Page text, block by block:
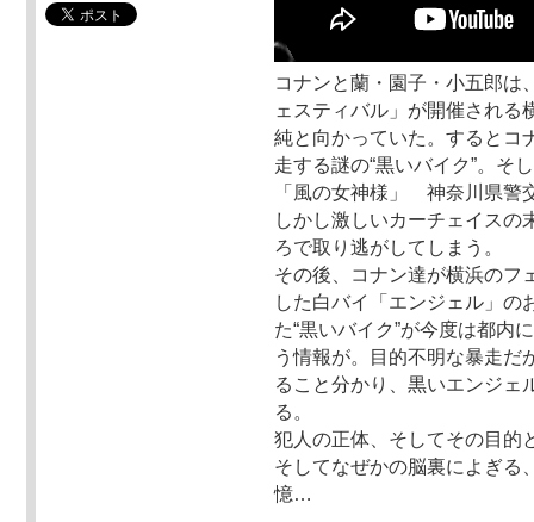
コナンと蘭・園子・小五郎は
ェスティバル」が開催される
純と向かっていた。するとコ
走する謎の“黒いバイク”。そ
「風の女神様」 神奈川県警
しかし激しいカーチェイスの
ろで取り逃がしてしまう。
その後、コナン達が横浜のフ
した白バイ「エンジェル」の
た“黒いバイク”が今度は都内
う情報が。目的不明な暴走だ
ること分かり、黒いエンジ
る。
犯人の正体、そしてその目
そしてなぜかの脳裏によぎる
憶…